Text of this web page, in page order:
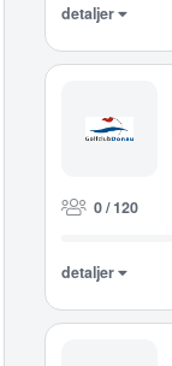
detaljer
0 / 120
detaljer